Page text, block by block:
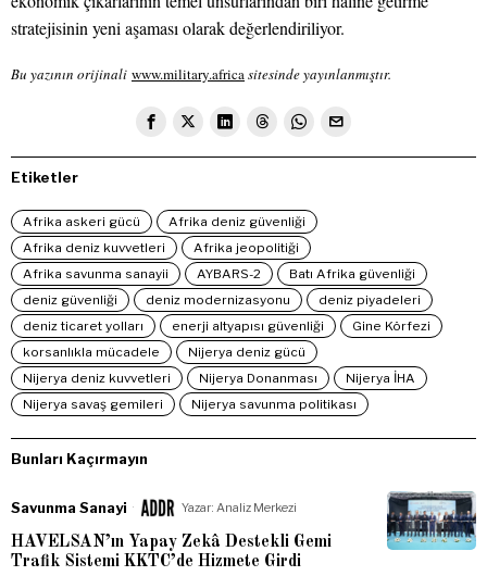
stratejisinin yeni aşaması olarak değerlendiriliyor.
Bu yazının orijinali www.military.africa sitesinde yayınlanmıştır.
Etiketler
Afrika askeri gücü
Afrika deniz güvenliği
Afrika deniz kuvvetleri
Afrika jeopolitiği
Afrika savunma sanayii
AYBARS-2
Batı Afrika güvenliği
deniz güvenliği
deniz modernizasyonu
deniz piyadeleri
deniz ticaret yolları
enerji altyapısı güvenliği
Gine Körfezi
korsanlıkla mücadele
Nijerya deniz gücü
Nijerya deniz kuvvetleri
Nijerya Donanması
Nijerya İHA
Nijerya savaş gemileri
Nijerya savunma politikası
Bunları Kaçırmayın
Savunma Sanayi Yazar: Analiz Merkezi
HAVELSAN’ın Yapay Zekâ Destekli Gemi
Trafik Sistemi KKTC’de Hizmete Girdi